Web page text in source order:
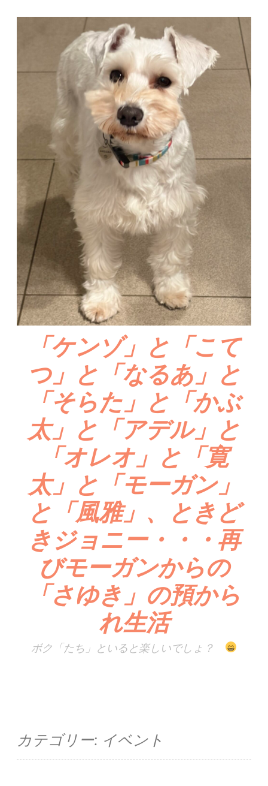
ン
プ
「ケンゾ」と「こて
つ」と「なるあ」と
「そらた」と「かぶ
太」と「アデル」と
「オレオ」と「寛
太」と「モーガン」
と「風雅」、ときど
きジョニー・・・再
びモーガンからの
「さゆき」の預から
れ生活
ボク「たち」といると楽しいでしょ？
カテゴリー: イベント